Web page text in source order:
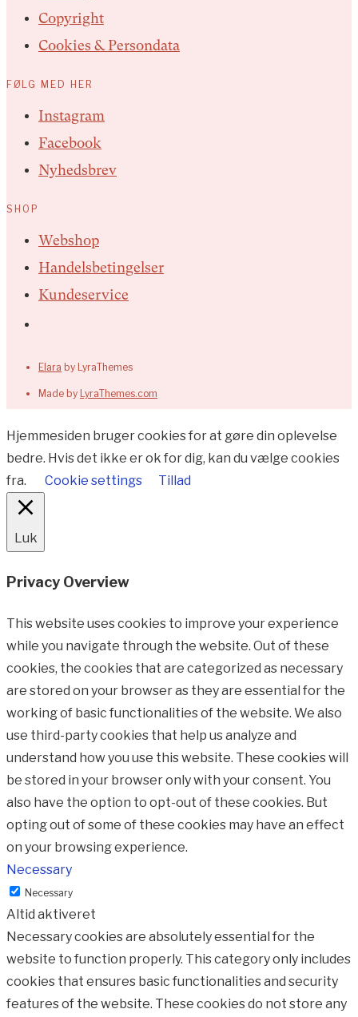
Copyright
Cookies & Persondata
FØLG MED HER
Instagram
Facebook
Nyhedsbrev
SHOP
Webshop
Handelsbetingelser
Kundeservice
Elara by LyraThemes
Made by LyraThemes.com
Hjemmesiden bruger cookies for at gøre din oplevelse
bedre. Hvis det ikke er ok for dig, kan du vælge cookies
fra.
Cookie settings Tillad
Luk
Privacy Overview
This website uses cookies to improve your experience
while you navigate through the website. Out of these
cookies, the cookies that are categorized as necessary
are stored on your browser as they are essential for the
working of basic functionalities of the website. We also
use third-party cookies that help us analyze and
understand how you use this website. These cookies will
be stored in your browser only with your consent. You
also have the option to opt-out of these cookies. But
opting out of some of these cookies may have an effect
on your browsing experience.
Necessary
Necessary
Altid aktiveret
Necessary cookies are absolutely essential for the
website to function properly. This category only includes
cookies that ensures basic functionalities and security
features of the website. These cookies do not store any